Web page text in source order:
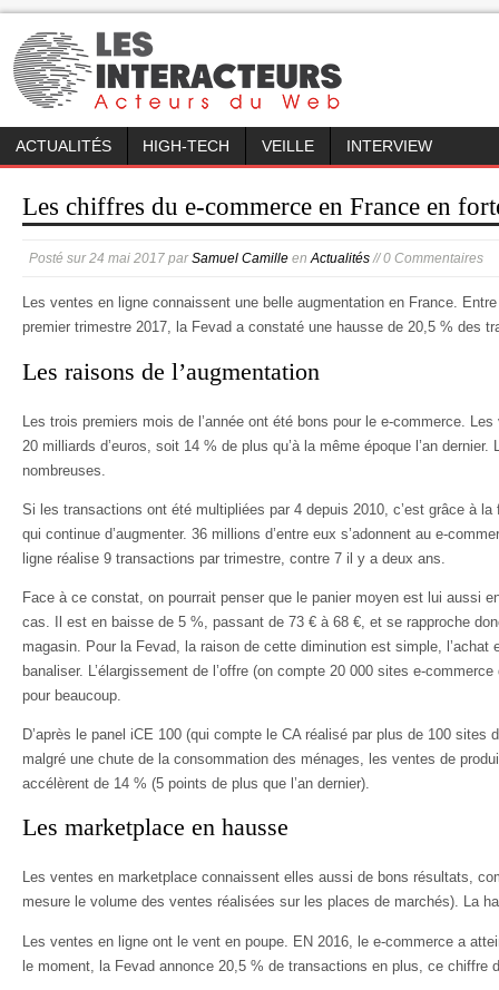
ACTUALITÉS HIGH-TECH VEILLE INTERVIEW
Les chiffres du e-commerce en France en
Posté sur24 mai 2017 parSamuel Camille enActualités// 0 Commentaires
Les ventes en ligne connaissent une belle augmentation en France.
premier trimestre 2017, la Fevad a constaté une hausse de 20,5 % des
Les raisons de l’augmentation
Les trois premiers mois de l’année ont été bons pour le e-commerce.
20 milliards d’euros, soit 14 % de plus qu’à la même époque l’an
nombreuses.
Si les transactions ont été multipliées par 4 depuis 2010, c’est grâce à la
qui continue d’augmenter. 36 millions d’entre eux s’adonnent au e-
ligne réalise 9 transactions par trimestre, contre 7 il y a deux ans.
Face à ce constat, on pourrait penser que le panier moyen est lui aussi
cas. Il est en baisse de 5 %, passant de 73 € à 68 €, et se rapproche
magasin. Pour la Fevad, la raison de cette diminution est simple, l’achat
banaliser. L’élargissement de l’offre (on compte 20 000 sites e-
pour beaucoup.
D’après le panel iCE 100 (qui compte le CA réalisé par plus de 100 sites
malgré une chute de la consommation des ménages, les ventes de
accélèrent de 14 % (5 points de plus que l’an dernier).
Les marketplace en hausse
Les ventes en marketplace connaissent elles aussi de bons résultats,
mesure le volume des ventes réalisées sur les places de marchés). La
Les ventes en ligne ont le vent en poupe. EN 2016, le e-commerce a
le moment, la Fevad annonce 20,5 % de transactions en plus, ce chiffre